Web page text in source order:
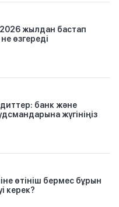
жылдан бастап
өзгереді
банк және
жүгініңіз
өтініш бермес бұрын
керек?